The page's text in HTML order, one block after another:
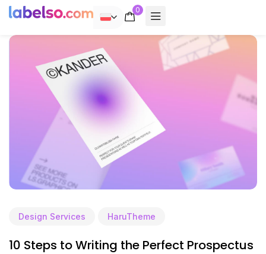
POLSKI
0
Design Services HaruTheme
10 Steps to Writing the Perfect Prospectus